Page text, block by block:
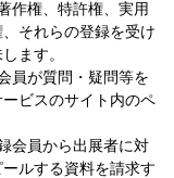
作権、特許権、実用
それらの登録を受け
ます。
員が質問・疑問等を
ビスのサイト内のペ
会員から出展者に対
ルする資料を請求す